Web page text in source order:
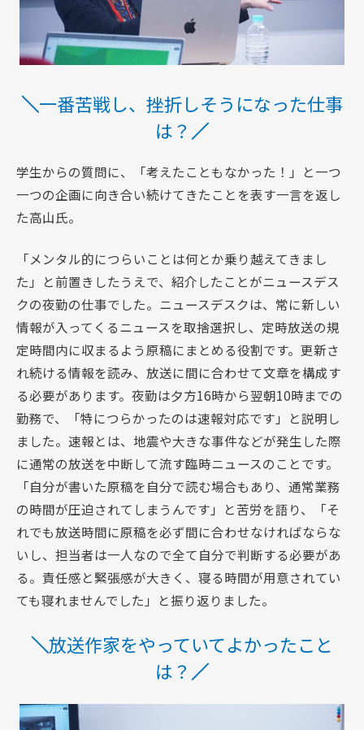
一番苦戦し、挫折しそうになった仕事
は？
学生からの質問に、「考えたこともなかった！」と一つ
一つの企画に向き合い続けてきたことを表す一言を返し
た高山氏。
「メンタル的につらいことは何とか乗り越えてきまし
た」と前置きしたうえで、紹介したことがニュースデス
クの夜勤の仕事でした。ニュースデスクは、常に新しい
情報が入ってくるニュースを取捨選択し、定時放送の規
定時間内に収まるよう原稿にまとめる役割です。更新さ
れ続ける情報を読み、放送に間に合わせて文章を構成す
る必要があります。夜勤は夕方16時から翌朝10時までの
勤務で、「特につらかったのは速報対応です」と説明し
ました。速報とは、地震や大きな事件などが発生した際
に通常の放送を中断して流す臨時ニュースのことです。
「自分が書いた原稿を自分で読む場合もあり、通常業務
の時間が圧迫されてしまうんです」と苦労を語り、「そ
れでも放送時間に原稿を必ず間に合わせなければならな
いし、担当者は一人なので全て自分で判断する必要があ
る。責任感と緊張感が大きく、寝る時間が用意されてい
ても寝れませんでした」と振り返りました。
放送作家をやっていてよかったこと
は？